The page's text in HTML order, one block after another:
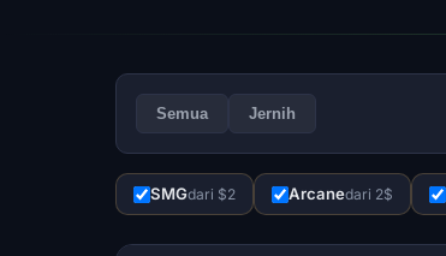
Semua Jernih
SMGdari $2 Arcanedari 2$